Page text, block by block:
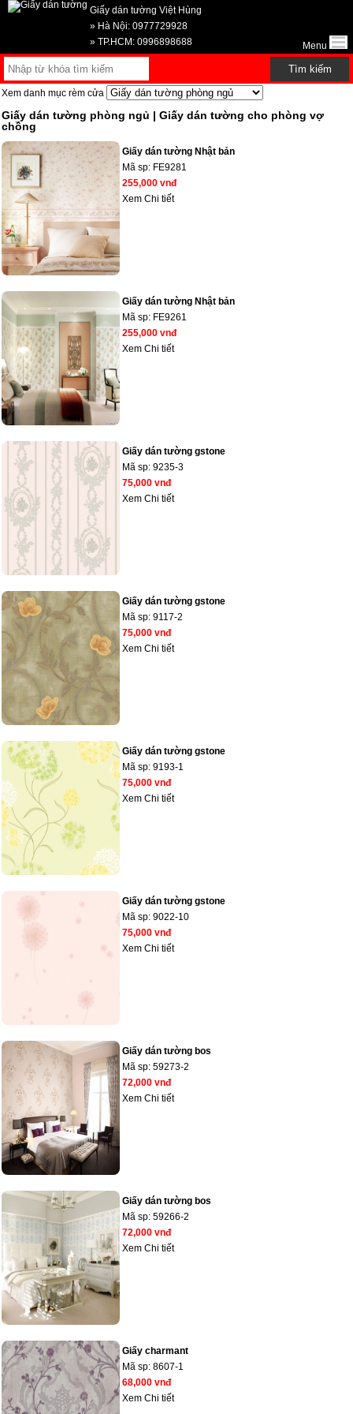
Giấy dán tường Việt Hùng
» Hà Nội: 0977729928
» TP.HCM: 0996898688
Menu
Xem danh mục rèm cửa
Giấy dán tường phòng ngủ | Giấy dán tường cho phòng vợ
chồng
Giấy dán tường Nhật bản
Mã sp: FE9281
255,000 vnđ
Xem Chi tiết
Giấy dán tường Nhật bản
Mã sp: FE9261
255,000 vnđ
Xem Chi tiết
Giấy dán tường gstone
Mã sp: 9235-3
75,000 vnđ
Xem Chi tiết
Giấy dán tường gstone
Mã sp: 9117-2
75,000 vnđ
Xem Chi tiết
Giấy dán tường gstone
Mã sp: 9193-1
75,000 vnđ
Xem Chi tiết
Giấy dán tường gstone
Mã sp: 9022-10
75,000 vnđ
Xem Chi tiết
Giấy dán tường bos
Mã sp: 59273-2
72,000 vnđ
Xem Chi tiết
Giấy dán tường bos
Mã sp: 59266-2
72,000 vnđ
Xem Chi tiết
Giấy charmant
Mã sp: 8607-1
68,000 vnđ
Xem Chi tiết